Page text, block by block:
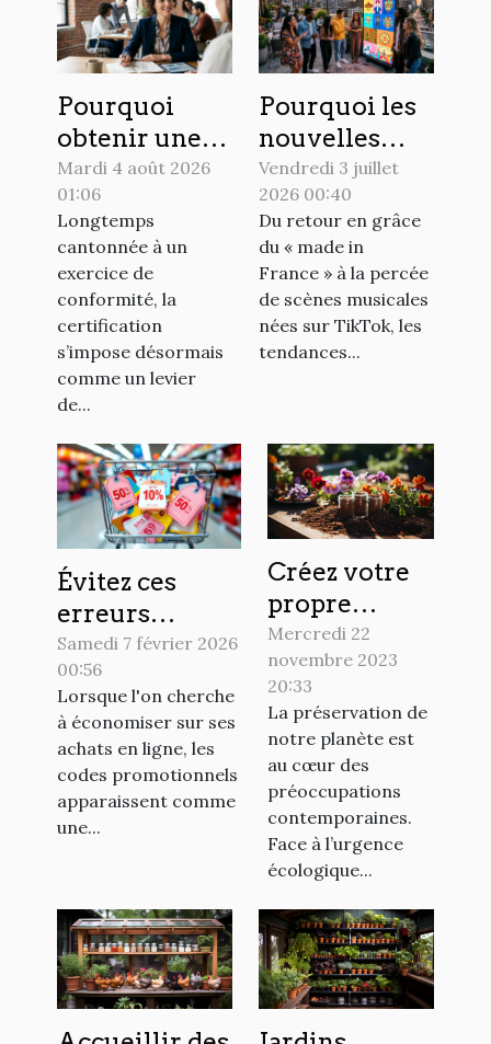
Pourquoi
obtenir une
certification
pourrait
transformer
la réputation
de votre
entreprise
Mardi 4 août 2026
01:06
Longtemps
cantonnée à un
exercice de
conformité, la
certification
s’impose désormais
comme un levier
de...
Pourquoi les
nouvelles
tendances
culturelles
redessinent la
une des
actualités
Vendredi 3 juillet
2026 00:40
Du retour en grâce
du « made in
France » à la percée
de scènes musicales
nées sur TikTok, les
tendances...
Évitez ces
erreurs
courantes en
utilisant des
codes
promotionnels
Samedi 7 février 2026
00:56
Lorsque l'on cherche
à économiser sur ses
achats en ligne, les
codes promotionnels
apparaissent comme
une...
Créez votre
propre
compost
pour un
jardin écolo
Mercredi 22
novembre 2023
20:33
La préservation de
notre planète est
au cœur des
préoccupations
contemporaines.
Face à l’urgence
écologique...